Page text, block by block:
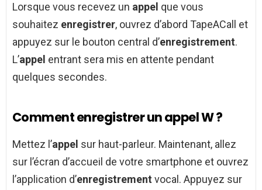
Lorsque vous recevez un appel que vous
souhaitez enregistrer, ouvrez d’abord TapeACall et
appuyez sur le bouton central d’enregistrement.
L’appel entrant sera mis en attente pendant
quelques secondes.
Comment enregistrer un appel W ?
Mettez l’appel sur haut-parleur. Maintenant, allez
sur l’écran d’accueil de votre smartphone et ouvrez
l’application d’enregistrement vocal. Appuyez sur